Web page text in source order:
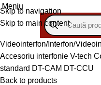
Skip to navigation
Skip to main content
Meniu
Videointerfon/Interfon
Accesoriu interfonie V-tech
standard DT-CAM DT-CCU
Back to products